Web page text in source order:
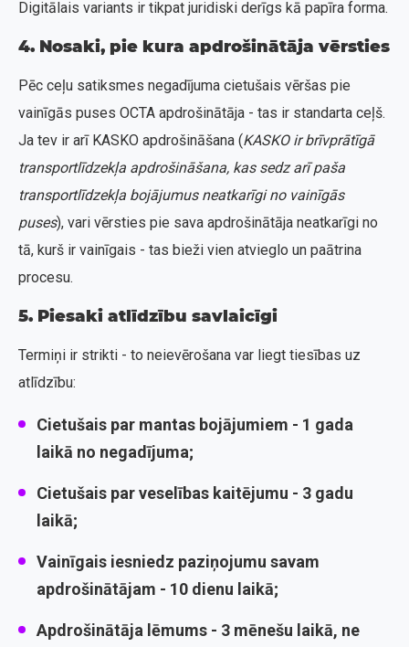
Digitālais variants ir tikpat juridiski derīgs kā papīra forma.
4. Nosaki, pie kura apdrošinātāja vērsties
Pēc ceļu satiksmes negadījuma cietušais vēršas pie
vainīgās puses OCTA apdrošinātāja - tas ir standarta ceļš.
Ja tev ir arī KASKO apdrošināšana (KASKO ir brīvprātīgā
transportlīdzekļa apdrošināšana, kas sedz arī paša
transportlīdzekļa bojājumus neatkarīgi no vainīgās
puses), vari vērsties pie sava apdrošinātāja neatkarīgi no
tā, kurš ir vainīgais - tas bieži vien atvieglo un paātrina
procesu.
5. Piesaki atlīdzību savlaicīgi
Termiņi ir strikti - to neievērošana var liegt tiesības uz
atlīdzību:
Cietušais par mantas bojājumiem - 1 gada
laikā no negadījuma;
Cietušais parveselības kaitējumu - 3 gadu
laikā;
Vainīgais iesniedz paziņojumu savam
apdrošinātājam - 10 dienu laikā;
Apdrošinātāja lēmums - 3 mēnešu laikā, ne